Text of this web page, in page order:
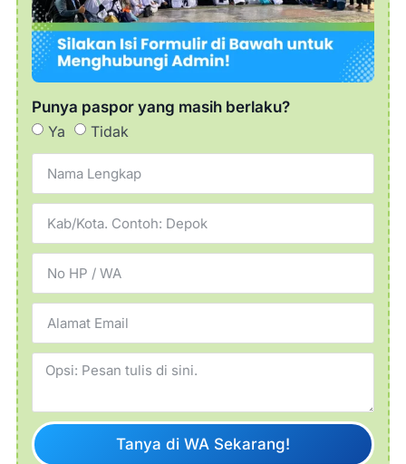
diperoleh melalui sistem resmi.
Setelah Sholat Dzuhur, jamaah kembali
ke hotel untuk makan siang.
Kemudian melaksanakan Sholat Ashar,
Maghrib, dan Isya di Masjid Nabawi.
Hari ditutup dengan makan malam di
hotel.
Punya paspor yang masih berlaku?
Ya
Tidak
Tanya di WA Sekarang!